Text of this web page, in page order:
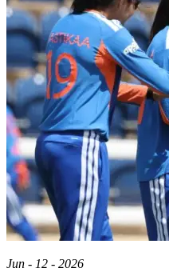
Jun - 12 - 2026